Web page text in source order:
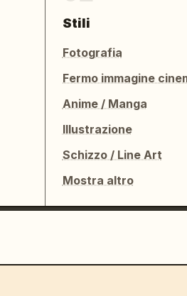
Stili
Fotografia
Anime / Manga
Illustrazione
Schizzo / Line Art
Mostra altro